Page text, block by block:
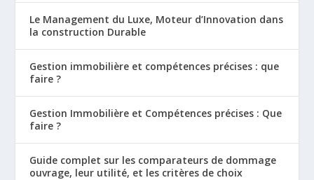
Le Management du Luxe, Moteur d’Innovation dans
la construction Durable
Gestion immobilière et compétences précises : que
faire ?
Gestion Immobilière et Compétences précises : Que
faire ?
Guide complet sur les comparateurs de dommage
ouvrage, leur utilité, et les critères de choix